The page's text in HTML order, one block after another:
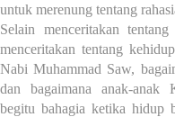
untuk merenung tentang
Selain menceritakan
menceritakan tentang
Nabi Muhammad Saw,
dan bagaimana anak-anak
begitu bahagia ketika hidup